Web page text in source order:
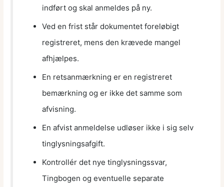
indført og skal anmeldes på ny.
Ved en frist står dokumentet foreløbigt
registreret, mens den krævede mangel
afhjælpes.
En retsanmærkning er en registreret
bemærkning og er ikke det samme som
afvisning.
En afvist anmeldelse udløser ikke i sig selv
tinglysningsafgift.
Kontrollér det nye tinglysningssvar,
Tingbogen og eventuelle separate